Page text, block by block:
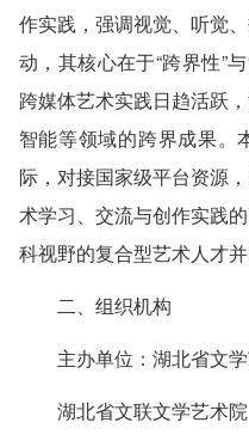
作实践，强调视觉、听觉
动，其核心在于“跨界性”
跨媒体艺术实践日趋活跃
智能等领域的跨界成果。
际，对接国家级平台资源
术学习、交流与创作实践
科视野的复合型艺术人才
二、组织机构
主办单位：湖北省文
湖北省文联文学艺术院